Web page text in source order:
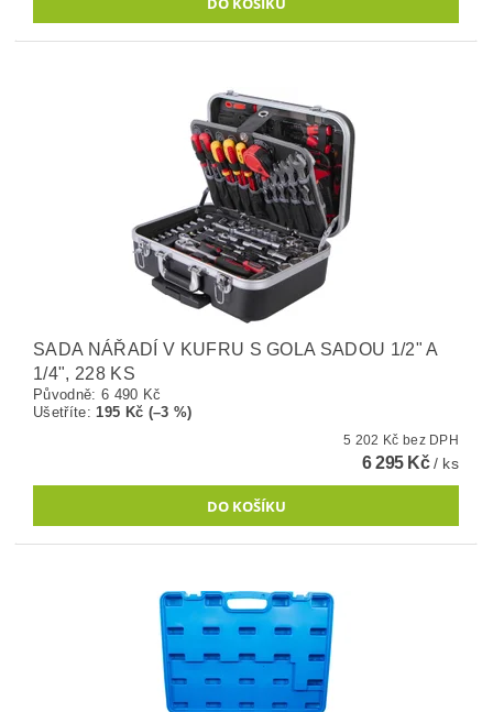
SADA NÁŘADÍ V KUFRU S GOLA SADOU 1/2" A
1/4", 228 KS
Původně: 6 490 Kč
Ušetříte:195 Kč (–3 %)
5 202 Kč bez DPH
6 295 Kč/ ks